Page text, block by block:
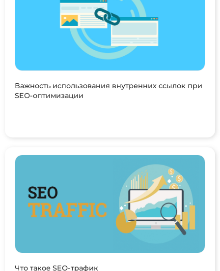
Важность использования внутренних ссылок при
SEO-оптимизации
Что такое SEO-трафик